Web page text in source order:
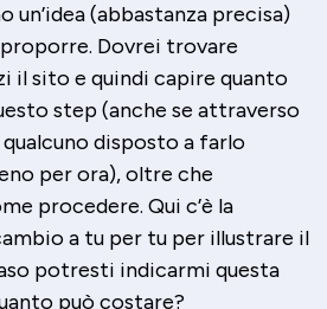
un’idea (abbastanza precisa)
Dovrei trovare
il sito e quindi capire quanto
step (anche se attraverso
disposto a farlo
per ora), oltre che
procedere. Qui c’è la
a tu per tu per illustrare il
potresti indicarmi questa
può costare?